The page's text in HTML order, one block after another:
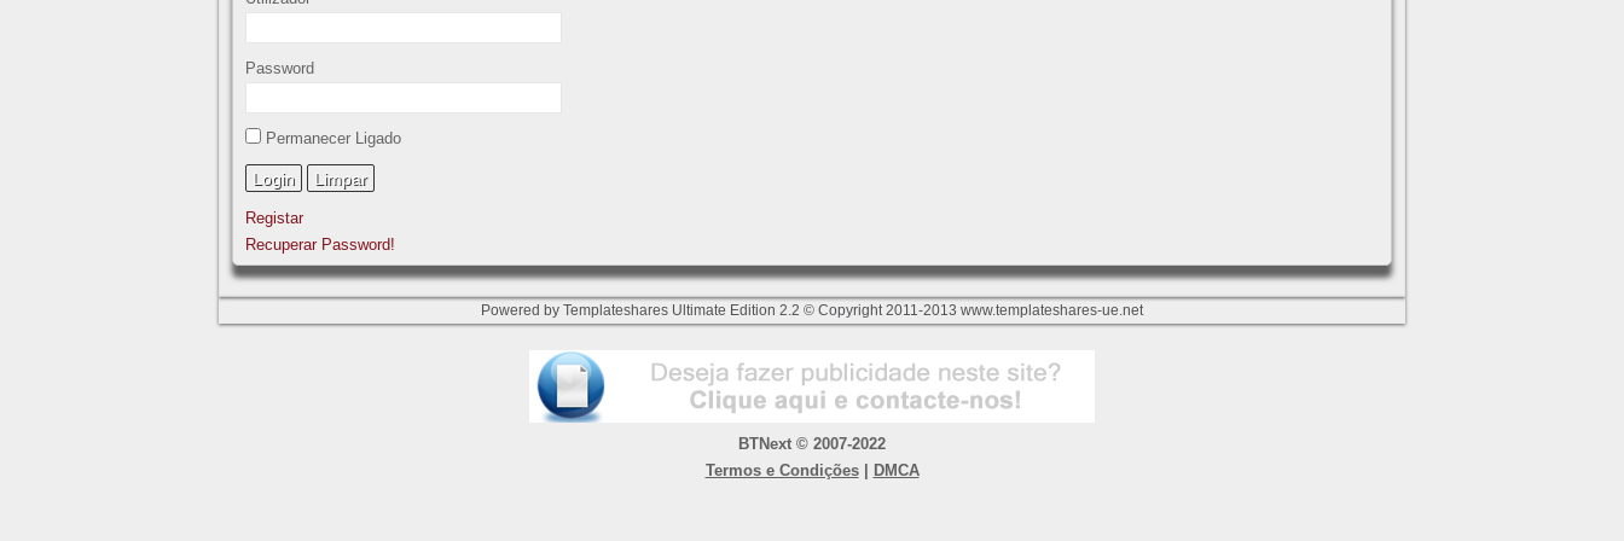
Password
Permanecer Ligado
Registar
Recuperar Password!
Powered by Templateshares Ultimate Edition 2.2 © Copyright 2011-2013 www.templateshares-ue.net
BTNext © 2007-2022
Termos e Condições| DMCA